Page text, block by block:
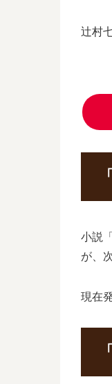
辻村
小説
が、
現在